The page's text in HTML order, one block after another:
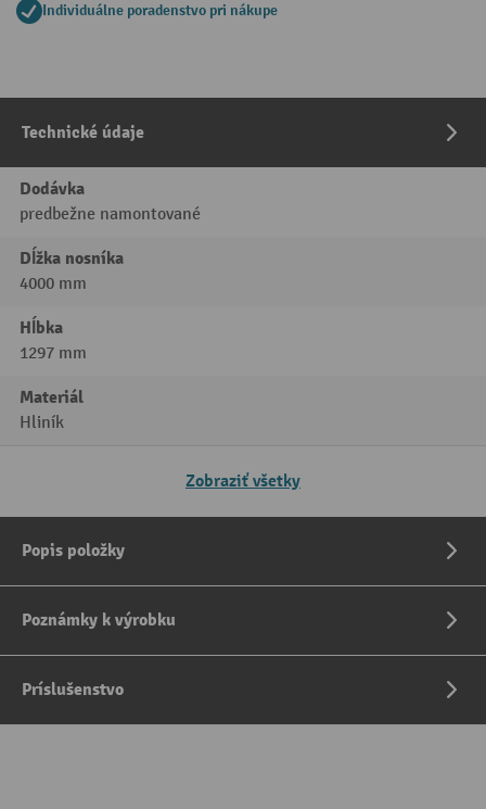
Individuálne poradenstvo pri nákupe
Technické údaje
Dodávka
predbežne namontované
Dĺžka nosníka
4000 mm
Hĺbka
1297 mm
Materiál
Hliník
Zobraziť všetky
Popis položky
Poznámky k výrobku
Príslušenstvo